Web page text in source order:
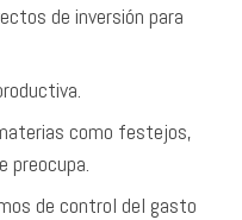
de inversión para
como festejos,
preocupa.
de control del gasto